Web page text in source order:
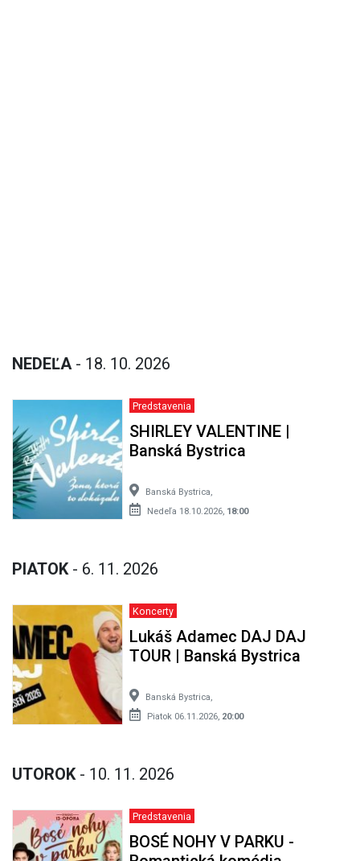
NEDEĽA - 18. 10. 2026
Predstavenia
SHIRLEY VALENTINE |
Banská Bystrica
Banská Bystrica,
Nedeľa 18.10.2026, 18:00
PIATOK - 6. 11. 2026
Koncerty
Lukáš Adamec DAJ DAJ
TOUR | Banská Bystrica
Banská Bystrica,
Piatok 06.11.2026, 20:00
UTOROK - 10. 11. 2026
Predstavenia
BOSÉ NOHY V PARKU -